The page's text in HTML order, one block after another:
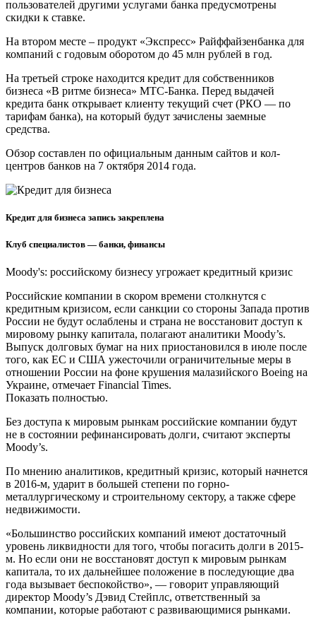
пользователей другими услугами банка предусмотрены
скидки к ставке.
На втором месте – продукт «Экспресс» Райффайзенбанка для
компаний с годовым оборотом до 45 млн рублей в год.
На третьей строке находится кредит для собственников
бизнеса «В ритме бизнеса» МТС-Банка. Перед выдачей
кредита банк открывает клиенту текущий счет (РКО — по
тарифам банка), на который будут зачислены заемные
средства.
Обзор составлен по официальным данным сайтов и кол-
центров банков на 7 октября 2014 года.
Кредит для бизнеса запись закреплена
Клуб специалистов — банки, финансы
Moody's: российскому бизнесу угрожает кредитный кризис
Российские компании в скором времени столкнутся с
кредитным кризисом, если санкции со стороны Запада против
России не будут ослаблены и страна не восстановит доступ к
мировому рынку капитала, полагают аналитики Moody’s.
Выпуск долговых бумаг на них приостановился в июле после
того, как ЕС и США ужесточили ограничительные меры в
отношении России на фоне крушения малазийского Boeing на
Украине, отмечает Financial Times.
Показать полностью.
Без доступа к мировым рынкам российские компании будут
не в состоянии рефинансировать долги, считают эксперты
Moody’s.
По мнению аналитиков, кредитный кризис, который начнется
в 2016-м, ударит в большей степени по горно-
металлургическому и строительному сектору, а также сфере
недвижимости.
«Большинство российских компаний имеют достаточный
уровень ликвидности для того, чтобы погасить долги в 2015-
м. Но если они не восстановят доступ к мировым рынкам
капитала, то их дальнейшее положение в последующие два
года вызывает беспокойство», — говорит управляющий
директор Moody’s Дэвид Стейплс, ответственный за
компании, которые работают с развивающимися рынками.